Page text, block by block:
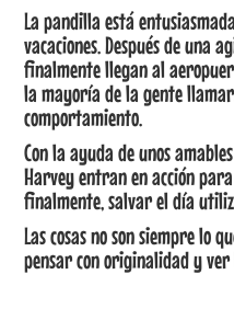
La pandilla está
vacaciones. Después de
finalmente llegan al
la mayoría de la gente
comportamiento.
Con la ayuda de unos
Harvey entran en acción
finalmente, salvar el día
Las cosas no son siempre lo
pensar con originalidad y ver